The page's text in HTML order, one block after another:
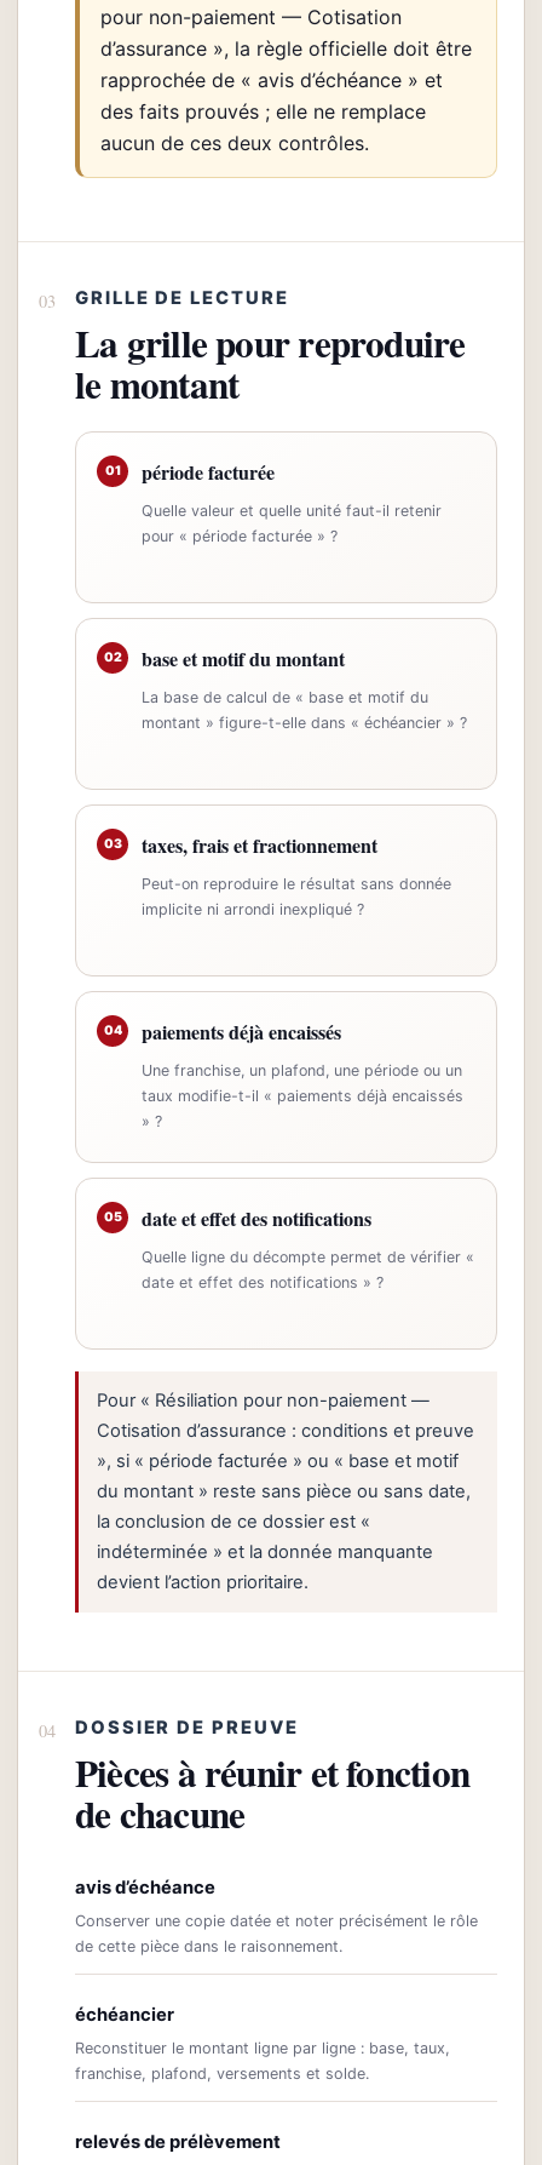
pour non-paiement — Cotisation
d’assurance », la règle officielle doit être
rapprochée de « avis d’échéance » et
des faits prouvés ; elle ne remplace
aucun de ces deux contrôles.
GRILLE DE LECTURE
La grille pour reproduire
le montant
01 période facturée
Quelle valeur et quelle unité faut-il retenir
pour « période facturée » ?
02 base et motif du montant
La base de calcul de « base et motif du
montant » figure-t-elle dans « échéancier » ?
03 taxes, frais et fractionnement
Peut-on reproduire le résultat sans donnée
implicite ni arrondi inexpliqué ?
04 paiements déjà encaissés
Une franchise, un plafond, une période ou un
taux modifie-t-il « paiements déjà encaissés
» ?
05 date et effet des notifications
Quelle ligne du décompte permet de vérifier «
date et effet des notifications » ?
Pour « Résiliation pour non-paiement —
Cotisation d’assurance : conditions et preuve
», si « période facturée » ou « base et motif
du montant » reste sans pièce ou sans date,
la conclusion de ce dossier est «
indéterminée » et la donnée manquante
devient l’action prioritaire.
DOSSIER DE PREUVE
Pièces à réunir et fonction
de chacune
avis d’échéance
Conserver une copie datée et noter précisément le rôle
de cette pièce dans le raisonnement.
échéancier
Reconstituer le montant ligne par ligne : base, taux,
franchise, plafond, versements et solde.
relevés de prélèvement